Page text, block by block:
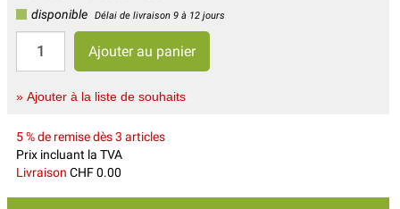
disponible
Délai de livraison 9 à 12 jours
» Ajouter à la liste de souhaits
5 % de remise dès 3 articles
Prix incluant la TVA
Livraison CHF 0.00